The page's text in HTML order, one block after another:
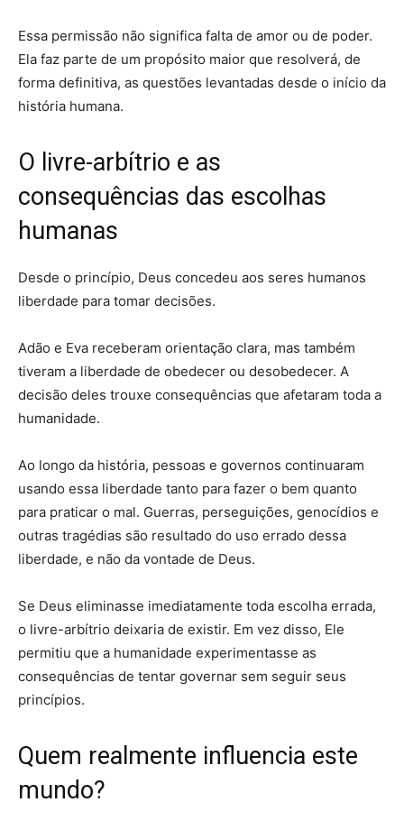
Essa permissão não significa falta de amor ou de poder.
Ela faz parte de um propósito maior que resolverá, de
forma definitiva, as questões levantadas desde o início da
história humana.
O livre-arbítrio e as
consequências das escolhas
humanas
Desde o princípio, Deus concedeu aos seres humanos
liberdade para tomar decisões.
Adão e Eva receberam orientação clara, mas também
tiveram a liberdade de obedecer ou desobedecer. A
decisão deles trouxe consequências que afetaram toda a
humanidade.
Ao longo da história, pessoas e governos continuaram
usando essa liberdade tanto para fazer o bem quanto
para praticar o mal. Guerras, perseguições, genocídios e
outras tragédias são resultado do uso errado dessa
liberdade, e não da vontade de Deus.
Se Deus eliminasse imediatamente toda escolha errada,
o livre-arbítrio deixaria de existir. Em vez disso, Ele
permitiu que a humanidade experimentasse as
consequências de tentar governar sem seguir seus
princípios.
Quem realmente influencia este
mundo?